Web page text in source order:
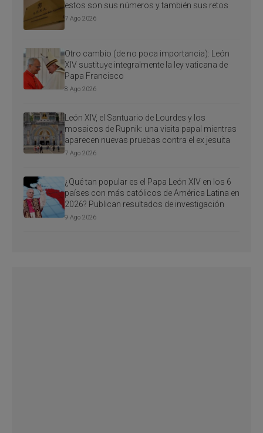
estos son sus números y también sus retos
7 Ago 2026
Otro cambio (de no poca importancia): León
XIV sustituye integralmente la ley vaticana de
Papa Francisco
8 Ago 2026
León XIV, el Santuario de Lourdes y los
mosaicos de Rupnik: una visita papal mientras
aparecen nuevas pruebas contra el ex jesuita
7 Ago 2026
¿Qué tan popular es el Papa León XIV en los 6
países con más católicos de América Latina en
2026? Publican resultados de investigación
9 Ago 2026